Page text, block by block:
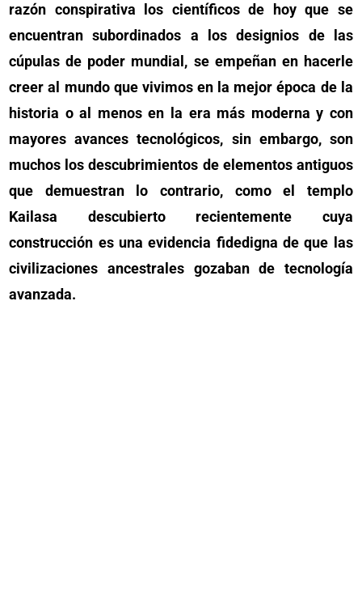
razón conspirativa los científicos de hoy que se
encuentran subordinados a los designios de las
cúpulas de poder mundial, se empeñan en hacerle
creer al mundo que vivimos en la mejor época de la
historia o al menos en la era más moderna y con
mayores avances tecnológicos, sin embargo, son
muchos los descubrimientos de elementos antiguos
que demuestran lo contrario, como el templo
Kailasa descubierto recientemente cuya
construcción es una evidencia fidedigna de que las
civilizaciones ancestrales gozaban de tecnología
avanzada.